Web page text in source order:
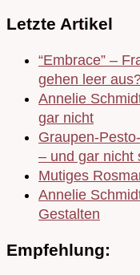
Letzte Artikel
“Embrace” –
gehen leer
Annelie
gar nicht
Graupen-
– und gar nicht
Mutiges
Annelie
Gestalten
Empfehlung: